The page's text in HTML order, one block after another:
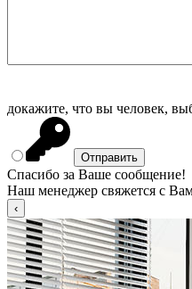
докажите, что вы человек,
Спасибо за Ваше сообщение!
Наш менеджер свяжется с